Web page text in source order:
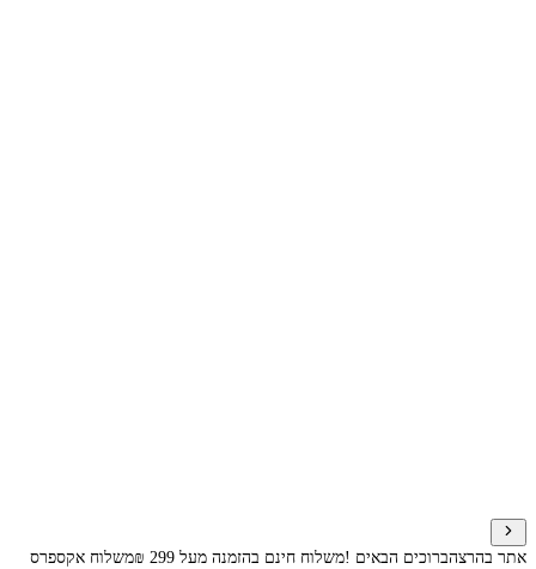
אתר בהרצהברוכים הבאים !משלוח חינם בהזמנה מעל 299 ₪
משלוח אקספרס